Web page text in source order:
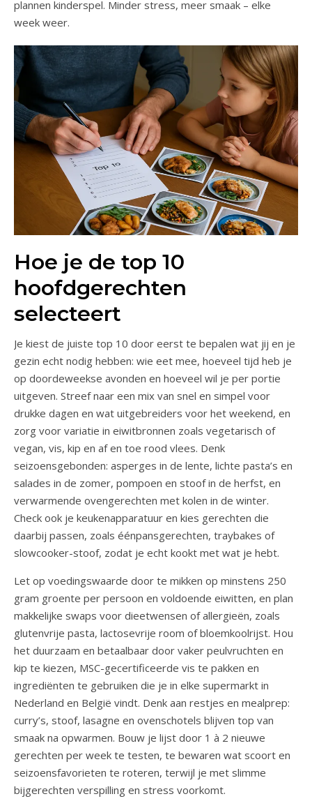
plannen kinderspel. Minder stress, meer smaak – elke
week weer.
Hoe je de top 10
hoofdgerechten
selecteert
Je kiest de juiste top 10 door eerst te bepalen wat jij en je
gezin echt nodig hebben: wie eet mee, hoeveel tijd heb je
op doordeweekse avonden en hoeveel wil je per portie
uitgeven. Streef naar een mix van snel en simpel voor
drukke dagen en wat uitgebreiders voor het weekend, en
zorg voor variatie in eiwitbronnen zoals vegetarisch of
vegan, vis, kip en af en toe rood vlees. Denk
seizoensgebonden: asperges in de lente, lichte pasta’s en
salades in de zomer, pompoen en stoof in de herfst, en
verwarmende ovengerechten met kolen in de winter.
Check ook je keukenapparatuur en kies gerechten die
daarbij passen, zoals éénpansgerechten, traybakes of
slowcooker-stoof, zodat je echt kookt met wat je hebt.
Let op voedingswaarde door te mikken op minstens 250
gram groente per persoon en voldoende eiwitten, en plan
makkelijke swaps voor dieetwensen of allergieën, zoals
glutenvrije pasta, lactosevrije room of bloemkoolrijst. Hou
het duurzaam en betaalbaar door vaker peulvruchten en
kip te kiezen, MSC-gecertificeerde vis te pakken en
ingrediënten te gebruiken die je in elke supermarkt in
Nederland en België vindt. Denk aan restjes en mealprep:
curry’s, stoof, lasagne en ovenschotels blijven top van
smaak na opwarmen. Bouw je lijst door 1 à 2 nieuwe
gerechten per week te testen, te bewaren wat scoort en
seizoensfavorieten te roteren, terwijl je met slimme
bijgerechten verspilling en stress voorkomt.